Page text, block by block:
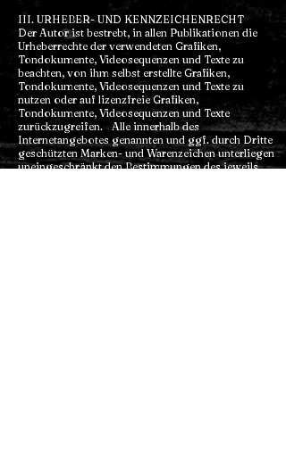
III. URHEBER- UND KENNZEICHENRECHT
Der Autor ist bestrebt, in allen Publikationen die
Urheberrechte der verwendeten Grafiken,
Tondokumente, Videosequenzen und Texte zu
beachten, von ihm selbst erstellte Grafiken,
Tondokumente, Videosequenzen und Texte zu
nutzen oder auf lizenzfreie Grafiken,
Tondokumente, Videosequenzen und Texte
zurückzugreifen. Alle innerhalb des
Internetangebotes genannten und ggf. durch Dritte
geschützten Marken- und Warenzeichen unterliegen
uneingeschränkt den Bestimmungen des jeweils